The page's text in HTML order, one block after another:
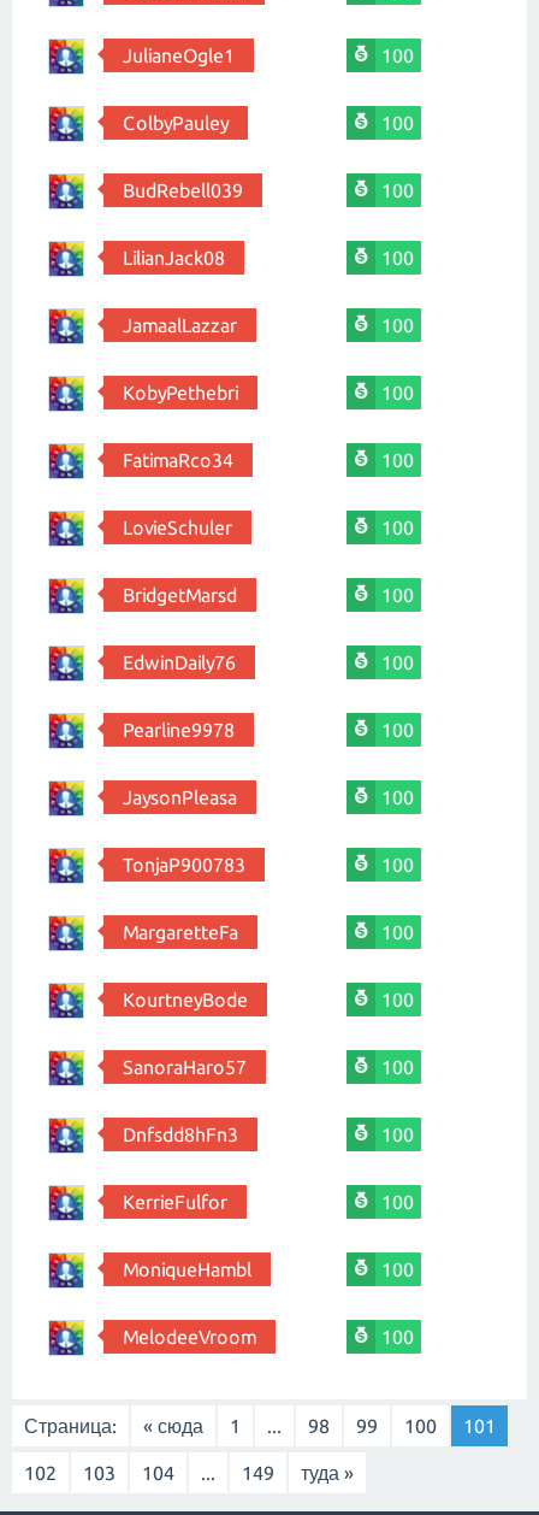
JulianeOgle1 100
ColbyPauley 100
BudRebell039 100
LilianJack08 100
JamaalLazzar 100
KobyPethebri 100
FatimaRco34 100
LovieSchuler 100
BridgetMarsd 100
EdwinDaily76 100
Pearline9978 100
JaysonPleasa 100
TonjaP900783 100
MargaretteFa 100
KourtneyBode 100
SanoraHaro57 100
Dnfsdd8hFn3 100
KerrieFulfor 100
MoniqueHambl 100
MelodeeVroom 100
Страница: « сюда 1 ... 98 99 100 101
102 103 104 ... 149 туда »